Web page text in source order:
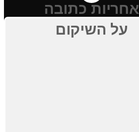
אחריות כתובה
על השיקום